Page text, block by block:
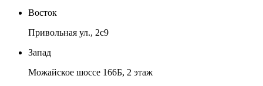
Восток
Привольная ул., 2с9
Запад
Можайское шоссе 166Б, 2 этаж